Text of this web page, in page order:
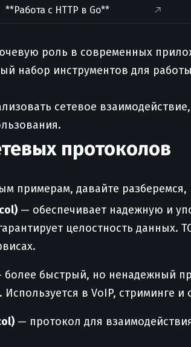
**Работа с HTTP в Go**
роль в современных
набор инструментов для
сетевое
протоколов
примерам, давайте
— обеспечивает надежную и
целостность
более быстрый, но ненадежный
Используется в VoIP, стриминге
— протокол для